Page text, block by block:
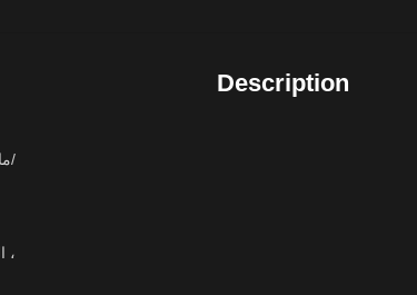
Description
1 ، ماجيك بلوتوث المتكلم/زيادة الوزن باس/ذاكرة كبيرة/دعم يو القرص/
2 ، المدمج في مجموعة متنوعة من الوضع المبهر ، مفتاح واحد التبديل ،